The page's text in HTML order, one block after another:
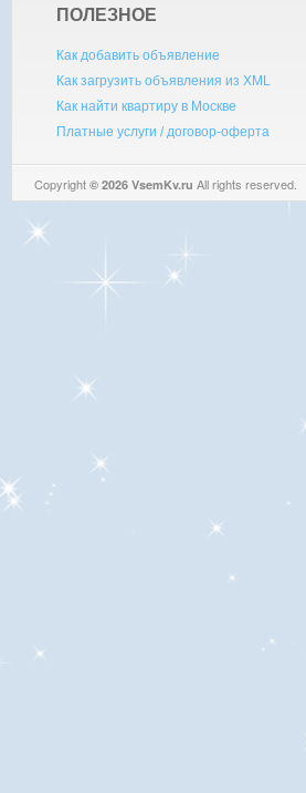
ПОЛЕЗНОЕ
Как добавить объявление
Как загрузить объявления из XML
Как найти квартиру в Москве
Платные услуги / договор-оферта
Copyright © 2026 VsemKv.ru All rights reserved.